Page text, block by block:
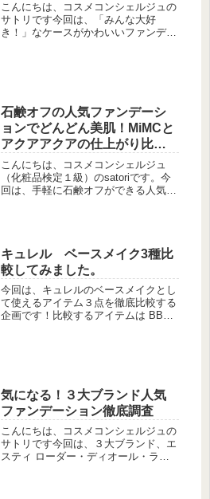
こんにちは、コスメコンシェルジュの
サトリです今回は、「みんな大好
き！」なケースがかわいいファンデー
石鹸オフの人気ファンデーシ
ョンでどんどん美肌！MiMCと
アクアアクアの仕上がり比較
レビュー
こんにちは、コスメコンシェルジュ
（化粧品検定１級）のsatoriです。今
回は、手軽に石鹸オフができる人気フ
キュレル ベースメイク3種比
較してみました。
今回は、キュレルのベースメイクとし
て使えるアイテム３点を徹底比較する
企画です！比較するアイテムは BBク
気になる！３大ブランド人気
ファンデーション徹底調査
こんにちは、コスメコンシェルジュの
サトリです今回は、３大ブランド、エ
スティ ローダー・ディオール・ラン